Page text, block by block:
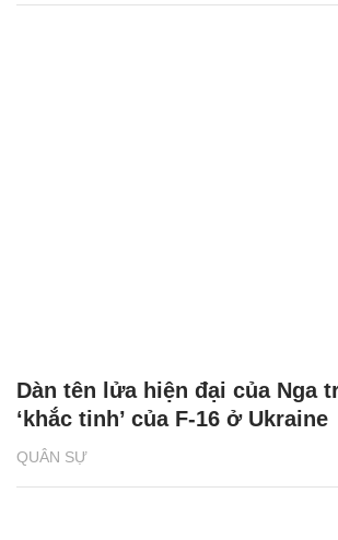
QUÂN SỰ
Dàn tên lửa hiện đại của Nga
‘khắc tinh’ của F-16 ở Ukraine